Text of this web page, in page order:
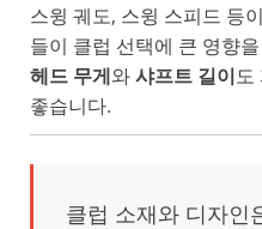
스윙 궤도, 스윙 스피드 등
들이 클럽 선택에 큰 영향
헤드 무게와샤프트 길이도
좋습니다.
클럽 소재와 디자인